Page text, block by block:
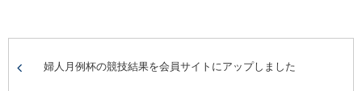
婦人月例杯の競技結果を会員サイトにアップしました